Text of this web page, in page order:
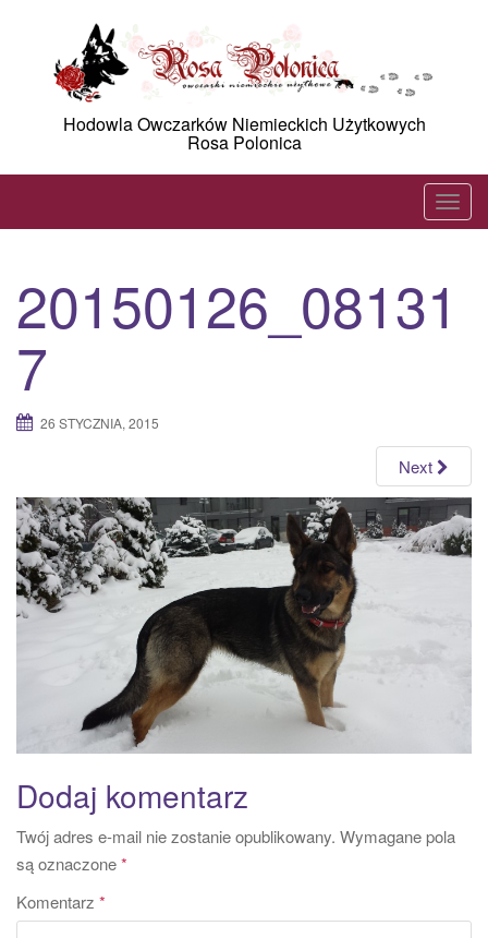
Hodowla Owczarków Niemieckich Użytkowych
Rosa Polonica
T
o
i
g
a
t
i
20150126_08131
7
26 STYCZNIA, 2015
Next
Dodaj komentarz
Twój adres e-mail nie zostanie opublikowany. Wymagane pola
są oznaczone*
Komentarz *